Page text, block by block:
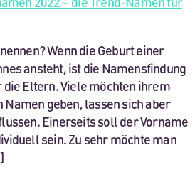
Wenn die Geburt einer
ansteht, ist die Namensfindung
die Eltern. Viele möchten ihrem
Namen geben, lassen sich aber
Einerseits soll der Vorname
sein. Zu sehr möchte man